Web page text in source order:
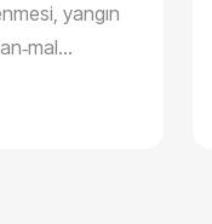
yangın